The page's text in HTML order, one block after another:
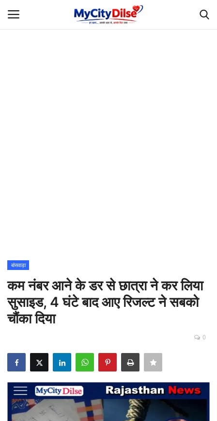
शिक्षा
Rajasthani Influencers
देश
ऑटोमोबाइल
मनोरंजन
पॉलिटिक्स
बांसवाड़ा
कम नंबर आने के डर से छात्रा ने कर लिया
सुसाइड, 4 घंटे बाद आए रिजल्ट ने सबको
चौंका दिया
0